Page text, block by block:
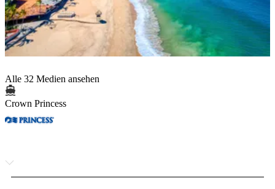
Alle 32 Medien ansehen
Crown Princess